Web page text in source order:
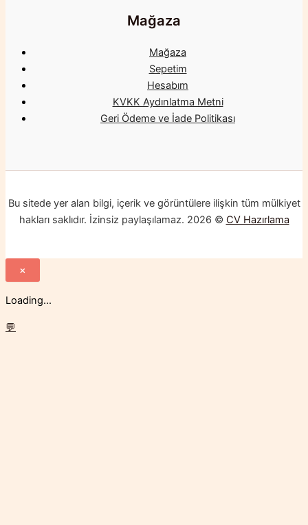
Mağaza
Mağaza
Sepetim
Hesabım
KVKK Aydınlatma Metni
Geri Ödeme ve İade Politikası
Bu sitede yer alan bilgi, içerik ve görüntülere ilişkin tüm mülkiyet
hakları saklıdır. İzinsiz paylaşılamaz. 2026 © CV Hazırlama
×
Loading...
💬